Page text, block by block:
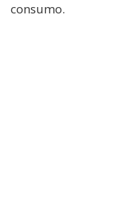
consumo.